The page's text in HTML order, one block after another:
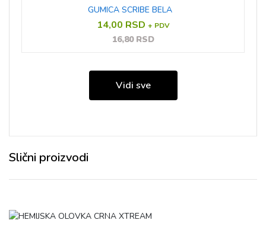
GUMICA SCRIBE BELA
14,00 RSD + PDV
16,80 RSD
Vidi sve
Slični proizvodi